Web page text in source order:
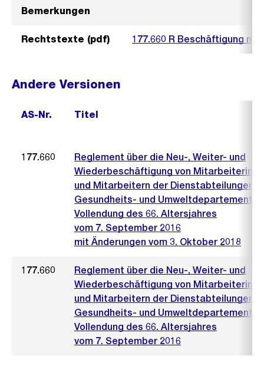
Bemerkungen
Rechtstexte (pdf) 177.660 R Beschäftigung
Andere Versionen
AS-Nr. Titel
177.660
Reglement über die Neu-, Weiter- und
Wiederbeschäftigung von
und Mitarbeitern der Dienstabteilungen
Gesundheits- und Umweltdepartements
Vollendung des 66. Altersjahres
vom 7. September 2016
mit Änderungen vom 3. Oktober 2018
177.660
Reglement über die Neu-, Weiter- und
Wiederbeschäftigung von
und Mitarbeitern der Dienstabteilungen
Gesundheits- und Umweltdepartements
Vollendung des 66. Altersjahres
vom 7. September 2016